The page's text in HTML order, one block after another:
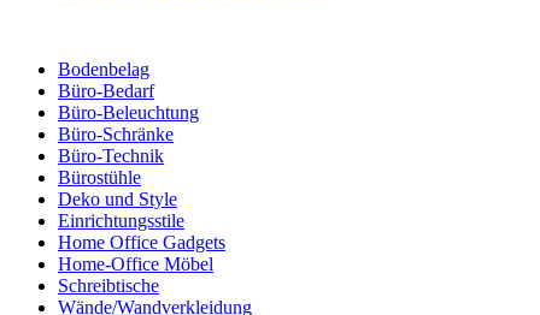
Bodenbelag
Büro-Bedarf
Büro-Beleuchtung
Büro-Schränke
Büro-Technik
Bürostühle
Deko und Style
Einrichtungsstile
Home Office Gadgets
Home-Office Möbel
Schreibtische
Wände/Wandverkleidung